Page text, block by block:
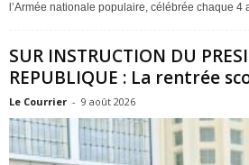
l’Armée nationale populaire, célébrée chaque 4
SUR INSTRUCTION DU
REPUBLIQUE : La rentrée
Le Courrier - 9 août 2026